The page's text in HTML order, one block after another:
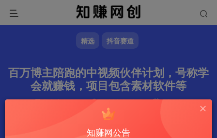
精选 抖音赛道
百万博主陪跑的中视频伙伴计划，号称学
会就赚钱，项目包含素材软件等
文章字数258 阅读耗时1分钟
更新时间
作者镇山的虎
知赚网公告